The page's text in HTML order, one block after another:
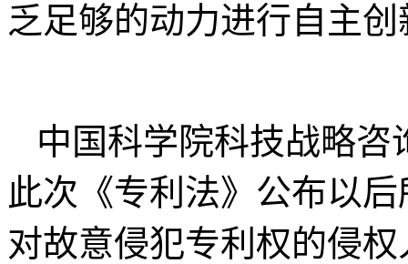
乏足够的动力进行自主创
中国科学院科技战略
此次《专利法》公布以
对故意侵犯专利权的侵